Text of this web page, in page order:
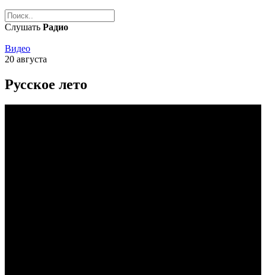
Слушать Радио
Видео
20 августа
Русское лето